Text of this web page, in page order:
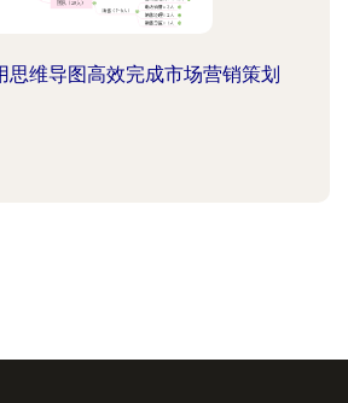
思维导图高效完成市场营销策划